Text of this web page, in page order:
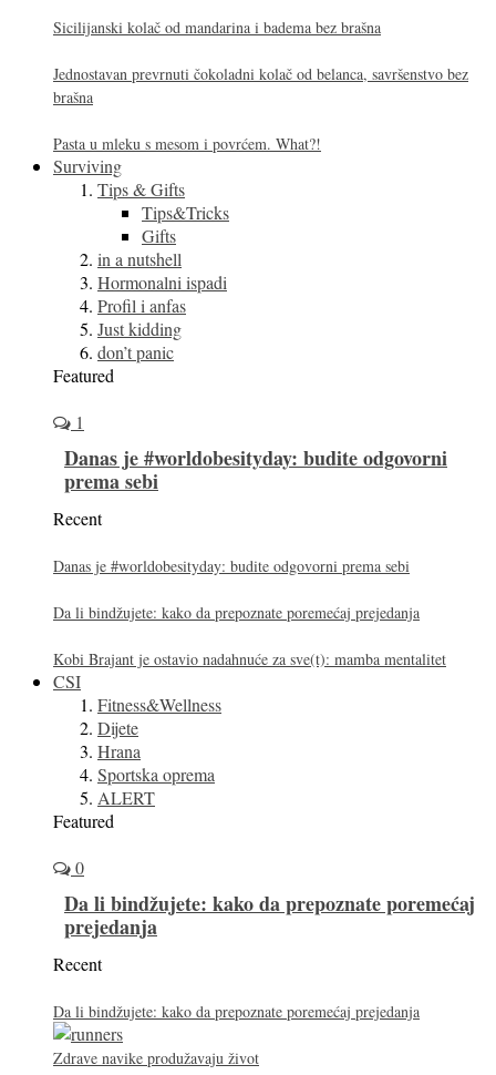
Sicilijanski kolač od mandarina i badema bez brašna
Jednostavan prevrnuti čokoladni kolač od belanca, savršenstvo bez
brašna
Pasta u mleku s mesom i povrćem. What?!
Surviving
Tips & Gifts
Tips&Tricks
Gifts
in a nutshell
Hormonalni ispadi
Profil i anfas
Just kidding
don’t panic
Featured
1
Danas je #worldobesityday: budite odgovorni
prema sebi
Recent
Danas je #worldobesityday: budite odgovorni prema sebi
Da li bindžujete: kako da prepoznate poremećaj prejedanja
Kobi Brajant je ostavio nadahnuće za sve(t): mamba mentalitet
CSI
Fitness&Wellness
Dijete
Hrana
Sportska oprema
ALERT
Featured
0
Da li bindžujete: kako da prepoznate poremećaj
prejedanja
Recent
Da li bindžujete: kako da prepoznate poremećaj prejedanja
Zdrave navike produžavaju život